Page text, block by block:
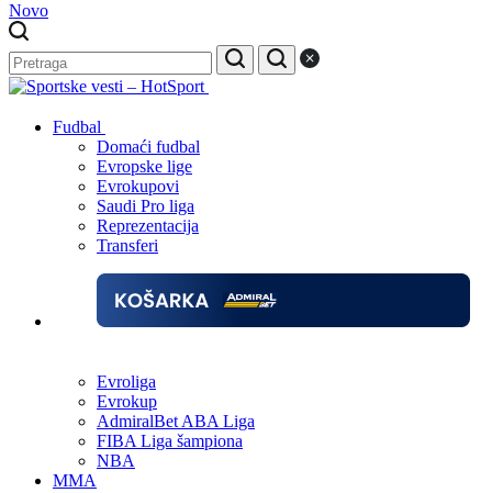
Novo
Fudbal
Domaći fudbal
Evropske lige
Evrokupovi
Saudi Pro liga
Reprezentacija
Transferi
Evroliga
Evrokup
AdmiralBet ABA Liga
FIBA Liga šampiona
NBA
MMA